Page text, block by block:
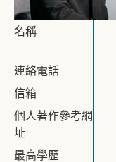
名稱
連絡電話
信箱
個人著作參考網
址
最高學歷